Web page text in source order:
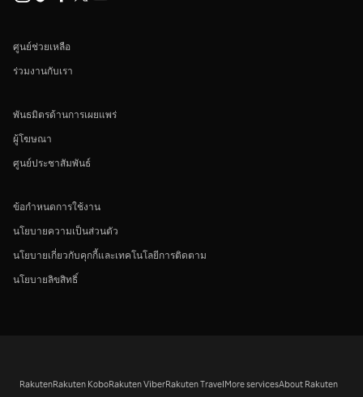
ศูนย์ช่วยเหลือ
ร่วมงานกับเรา
พันธมิตรด้านการเผยแพร่
ผู้โฆษณา
ศูนย์ประชาสัมพันธ์
ข้อกำหนดการใช้งาน
นโยบายความเป็นส่วนตัว
นโยบายเกี่ยวกับคุกกี้และเทคโนโลยีการติดตาม
นโยบายลิขสิทธิ์
RakutenRakuten KoboRakuten ViberRakuten TravelMore servicesAbout Rakuten